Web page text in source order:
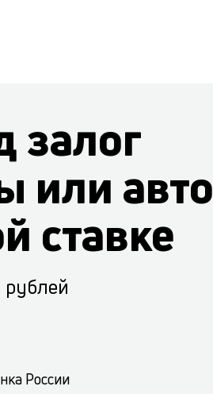
залог
или авто
ставке
России